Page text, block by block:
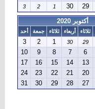
29
30
1
2
3
أكتوبر 2020
ثلاثاء أربعاء ثلاثاء جمعة
أحد
29
30
1
2
3
6
7
8
9
10
13
14
15
16
17
20
21
22
23
24
27
28
29
30
31